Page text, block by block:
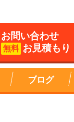
お問い合わせ
無料 お見積もり
ブログ